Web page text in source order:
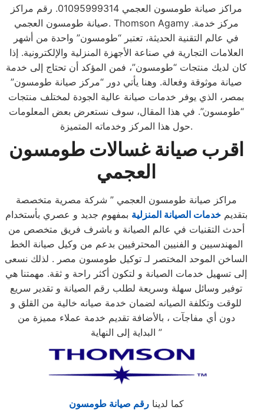
مراكز صيانة طومسون العجمي 01095999314. رقم مراكز
صيانة طومسون العجمي. Thomson Agamy .مركز خدمة
في عالم التقنية الحديثة، تعتبر “طومسون” واحدة من أشهر
العلامات التجارية في صناعة الأجهزة المنزلية والإلكترونية. إذا
كان لديك منتجات “طومسون”، فمن المؤكد أن تحتاج إلى خدمة
صيانة موثوقة وفعالة. وهنا يأتي دور “مركز صيانة طومسون”
بمصر، الذي يوفر خدمات صيانة عالية الجودة لمختلف منتجات
“طومسون”. في هذا المقال، سوف نستعرض بعض المعلومات
حول هذا المركز وخدماته المتميزة.
اقرب صيانة غسالات طومسون
العجمي
مراكز صيانة طومسون العجمي ” شركة مصرية متخصصة
بتقديمخدمات الصيانة المنزلية بمفهوم جديد و عصري بأستخدام
أحدث التقنيات في عالم الصيانة و باشرف فريق متخصص من
المهندسيين و الفنيين المحترفيين بدعم من وكيل صيانة الخط
الساخن الموحد المختصر لـ توكيل طومسون مصر . لذلك نسعى
إلى تسهيل خدمات الصيانة و لتكون أكثر راحة و ثقة. مهمتنا هي
توفير وسائل سهلة وسريعة لطلب رقم الصيانة و تقدير سريع
للوقت وتكلفة الصيانه لضمان خدمة صيانه خالية من القلق و
دون أي مفاجآت ، بالأضافة تقديم خدمة عملاء مميزة من
البداية إلى النهاية ”
كما لدينارقم صيانة طومسون